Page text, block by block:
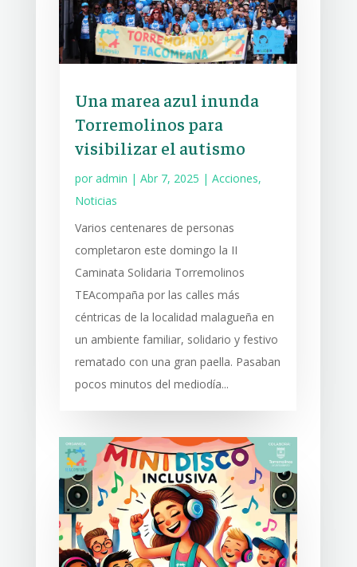
Una marea azul inunda
Torremolinos para
visibilizar el autismo
por admin | Abr 7, 2025 | Acciones,
Noticias
Varios centenares de personas
completaron este domingo la II
Caminata Solidaria Torremolinos
TEAcompaña por las calles más
céntricas de la localidad malagueña en
un ambiente familiar, solidario y festivo
rematado con una gran paella. Pasaban
pocos minutos del mediodía...